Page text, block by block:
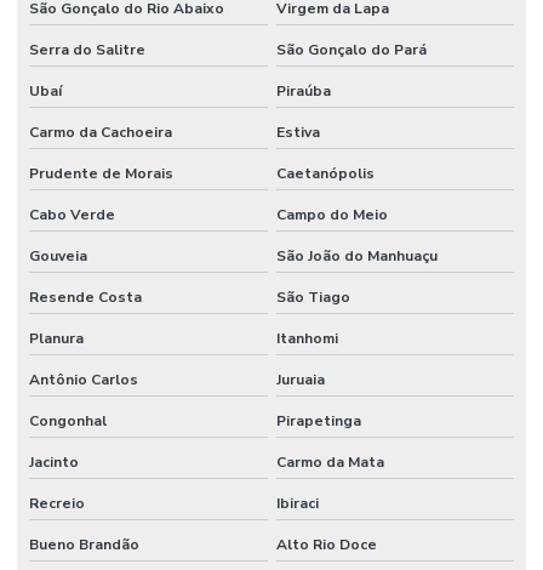
São Gonçalo do Rio Abaixo Virgem da Lapa
Serra do Salitre São Gonçalo do Pará
Ubaí Piraúba
Carmo da Cachoeira Estiva
Prudente de Morais Caetanópolis
Cabo Verde Campo do Meio
Gouveia São João do Manhuaçu
Resende Costa São Tiago
Planura Itanhomi
Antônio Carlos Juruaia
Congonhal Pirapetinga
Jacinto Carmo da Mata
Recreio Ibiraci
Bueno Brandão Alto Rio Doce